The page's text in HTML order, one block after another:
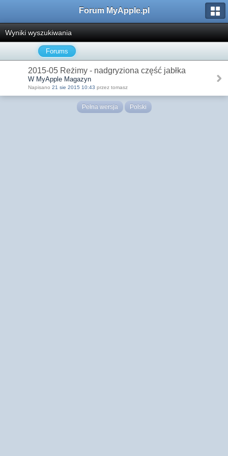
Forum MyApple.pl
Wyniki wyszukiwania
Forums
2015-05 Reżimy - nadgryziona część jabłka
W MyApple Magazyn
Napisano 21 sie 2015 10:43 przez tomasz
Pełna wersja Polski